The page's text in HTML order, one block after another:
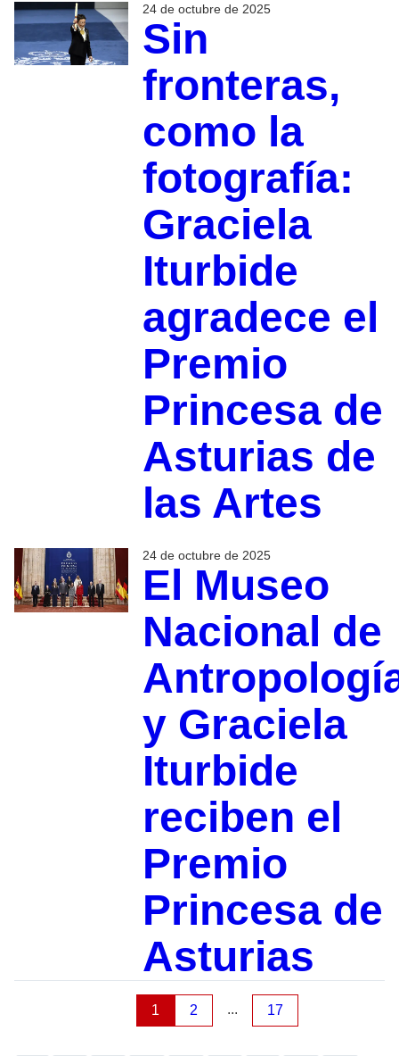
24 de octubre de 2025
Sin
fronteras,
como la
fotografía:
Graciela
Iturbide
agradece el
Premio
Princesa de
Asturias de
las Artes
24 de octubre de 2025
El Museo
Nacional de
y Graciela
Iturbide
reciben el
Premio
Princesa de
Asturias
1 2 ... 17